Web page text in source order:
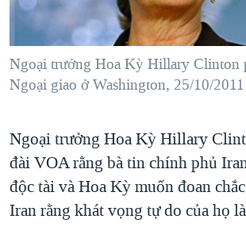
KHOA HỌC
SỨC KHOẺ
GIÁO DỤC
GIẢI MÃ VÀNH ĐAI & CON ĐƯỜNG
NGÀY TỊ NẠN THẾ GIỚI
TRỊNH VĨNH BÌNH - NGƯỜI HẠ 'BÊN
CHI PHÍ CHIẾN TRANH AFGHANISTAN
CÁC GIÁ TRỊ CỘNG HÒA Ở VIỆT NAM
THƯỢNG ĐỈNH TRUMP-KIM TẠI VIỆT
MẠNG XÃ HỘI
Ngoại trưởng Hoa Kỳ Hillary Clinton
Ngoại giao ở Washington, 25/10/2011
Ngoại trưởng Hoa Kỳ Hillary
đài VOA rằng bà tin chính phủ
độc tài và Hoa Kỳ muốn đoan
Iran rằng khát vọng tự do của họ